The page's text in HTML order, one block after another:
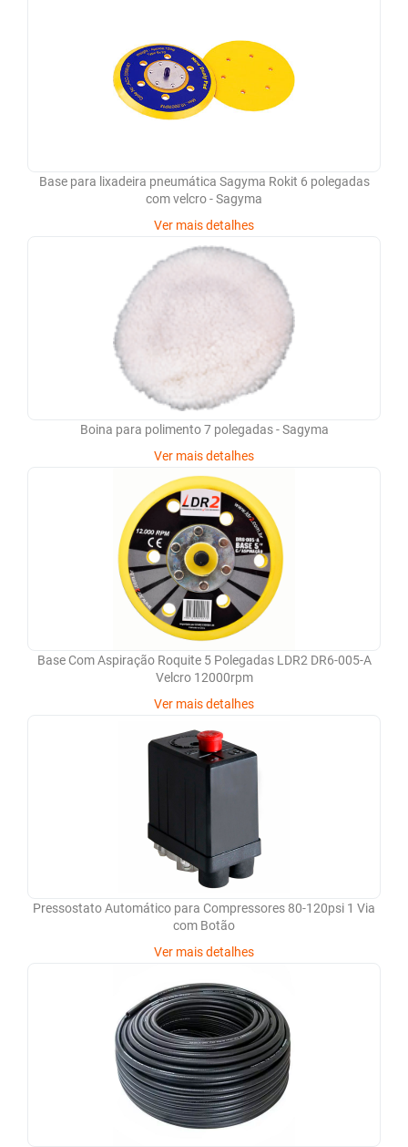
Base para lixadeira pneumática Sagyma Rokit 6 polegadas
com velcro - Sagyma
Ver mais detalhes
Boina para polimento 7 polegadas - Sagyma
Ver mais detalhes
Base Com Aspiração Roquite 5 Polegadas LDR2 DR6-005-A
Velcro 12000rpm
Ver mais detalhes
Pressostato Automático para Compressores 80-120psi 1 Via
com Botão
Ver mais detalhes